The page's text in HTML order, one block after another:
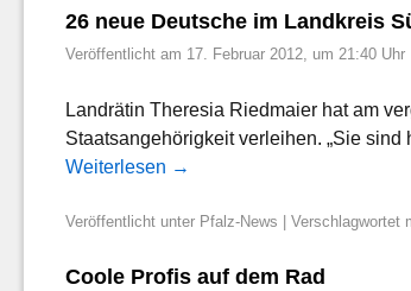
26 neue Deutsche im Landkreis
Veröffentlicht am 17. Februar 2012, um 21:40 Uhr
Landrätin Theresia Riedmaier hat am
Staatsangehörigkeit verleihen. „Sie
Weiterlesen →
Veröffentlicht unter Pfalz-News Verschlagwortet
Coole Profis auf dem Rad